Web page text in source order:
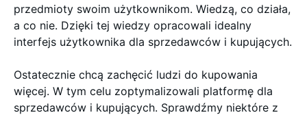
przedmioty swoim użytkownikom. Wiedzą, co działa,
a co nie. Dzięki tej wiedzy opracowali idealny
interfejs użytkownika dla sprzedawców i kupujących.
Ostatecznie chcą zachęcić ludzi do kupowania
więcej. W tym celu zoptymalizowali platformę dla
sprzedawców i kupujących. Sprawdźmy niektóre z